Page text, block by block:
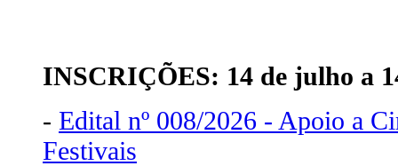
INSCRIÇÕES: 14 de julho a
- Edital nº 008/2026 - Apoio a
Festivais